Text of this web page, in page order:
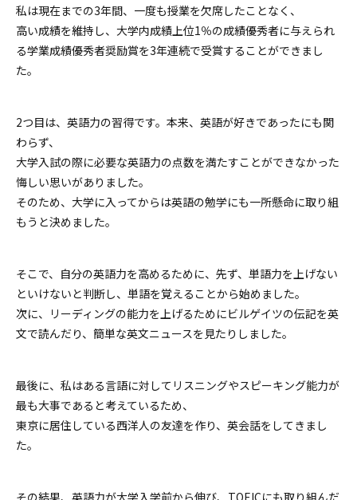
私は現在までの3年間、一度も授業を欠席したことなく、
高い成績を維持し、大学内成績上位1％の成績優秀者に与えられ
る学業成績優秀者奨励賞を3年連続で受賞することができまし
た。
2つ目は、英語力の習得です。本来、英語が好きであったにも関
わらず、
大学入試の際に必要な英語力の点数を満たすことができなかった
悔しい思いがありました。
そのため、大学に入ってからは英語の勉学にも一所懸命に取り組
もうと決めました。
そこで、自分の英語力を高めるために、先ず、単語力を上げない
といけないと判断し、単語を覚えることから始めました。
次に、リーディングの能力を上げるためにビルゲイツの伝記を英
文で読んだり、簡単な英文ニュースを見たりしました。
最後に、私はある言語に対してリスニングやスピーキング能力が
最も大事であると考えているため、
東京に居住している西洋人の友達を作り、英会話をしてきまし
た。